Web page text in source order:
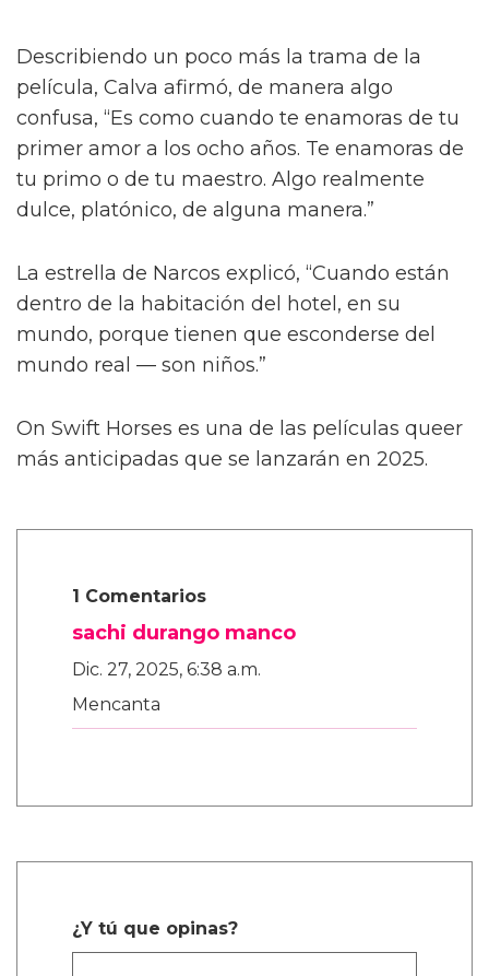
Describiendo un poco más la trama de la
película, Calva afirmó, de manera algo
confusa, “Es como cuando te enamoras de tu
primer amor a los ocho años. Te enamoras de
tu primo o de tu maestro. Algo realmente
dulce, platónico, de alguna manera.”
La estrella de Narcos explicó, “Cuando están
dentro de la habitación del hotel, en su
mundo, porque tienen que esconderse del
mundo real — son niños.”
On Swift Horses es una de las películas queer
más anticipadas que se lanzarán en 2025.
1 Comentarios
sachi durango manco
Dic. 27, 2025, 6:38 a.m.
Mencanta
¿Y tú que opinas?